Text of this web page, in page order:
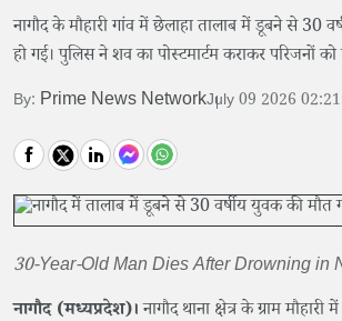
नागौद के मौहारी गांव में छेलाहा तालाब में डूबने से 30
हो गई। पुलिस ने शव का पोस्टमार्टम कराकर परिजनों को
By: Prime News NetworkJuly 09 2026
30-Year-Old Man Dies After Drowning in
नागौद (मध्यप्रदेश)।नागौद थाना क्षेत्र के ग्राम